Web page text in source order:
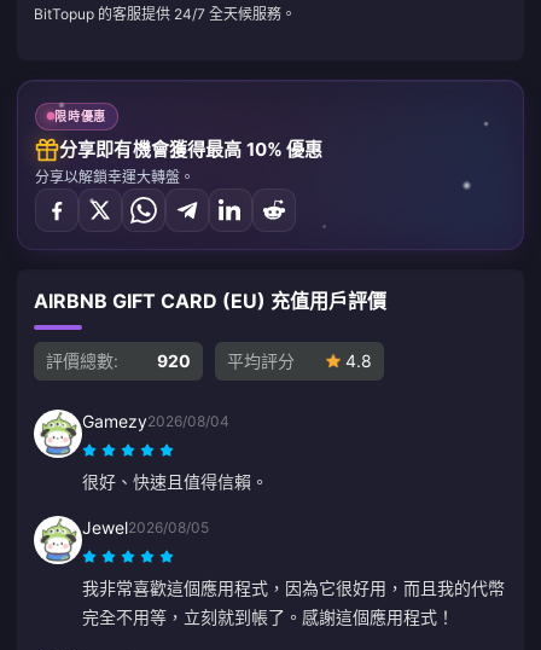
BitTopup 的客服提供 24/7 全天候服務。
限時優惠
分享即有機會獲得最高 10% 優惠
分享以解鎖幸運大轉盤。
AIRBNB GIFT CARD (EU) 充值用戶評價
評價總數: 920 平均評分 4.8
Gamezy2026/08/04
很好、快速且值得信賴。
Jewel2026/08/05
我非常喜歡這個應用程式，因為它很好用，而且我的代幣
完全不用等，立刻就到帳了。感謝這個應用程式！